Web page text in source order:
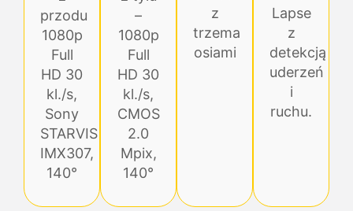
przodu
1080p
Full
HD 30
kl./s,
Sony
STARVIS
IMX307,
140°
–
1080p
Full
HD 30
kl./s,
CMOS
2.0
Mpix,
140°
z
trzema
osiami
Lapse
z
detekcją
uderzeń
i
ruchu.